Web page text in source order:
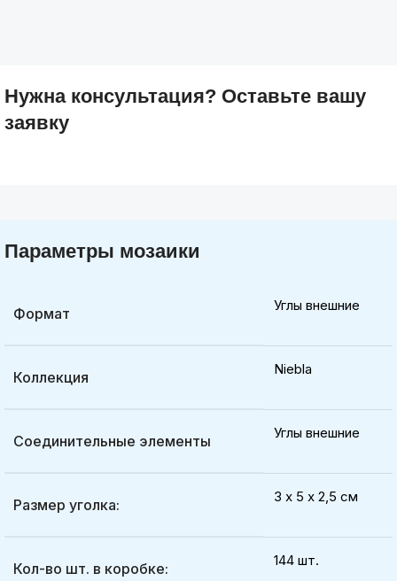
Нужна консультация? Оставьте вашу
заявку
Параметры мозаики
Формат Углы внешние
Коллекция Niebla
Соединительные элементы Углы внешние
Размер уголка: 3 х 5 х 2,5 см
Кол-во шт. в коробке: 144 шт.